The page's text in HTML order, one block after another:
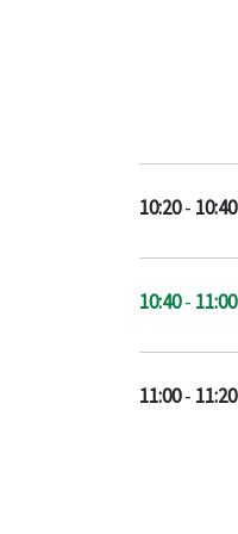
10:20- 10:40
10:40- 11:00
11:00- 11:20